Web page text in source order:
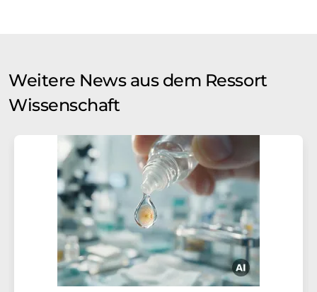
Weitere News aus dem Ressort
Wissenschaft